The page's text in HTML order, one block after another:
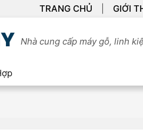
TRANG CHỦ GIỚI
Nhà cung cấp máy gỗ, linh